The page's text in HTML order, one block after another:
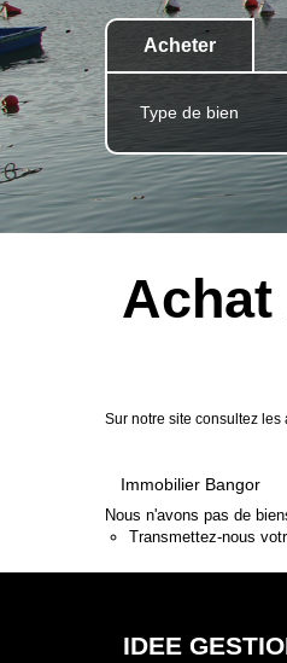
Acheter
Type de bien
Achat
Sur notre site consultez
Immobilier Bangor
Nous n'avons pas de
Transmettez-nous
IDEE